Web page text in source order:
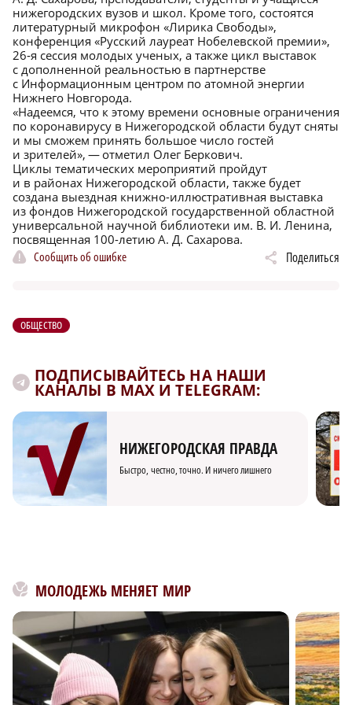
нижегородских вузов и школ. Кроме того, состоятся
литературный микрофон «Лирика Свободы»,
конференция «Русский лауреат Нобелевской премии»,
26‑я сессия молодых ученых, а также цикл выставок
с дополненной реальностью в партнерстве
с Информационным центром по атомной энергии
Нижнего Новгорода.
«Надеемся, что к этому времени основные ограничения
по коронавирусу в Нижегородской области будут сняты
и мы сможем принять большое число гостей
и зрителей», — отметил Олег Беркович.
Циклы тематических мероприятий пройдут
и в районах Нижегородской области, также будет
создана выездная книжно-иллюстративная выставка
из фондов Нижегородской государственной областной
универсальной научной библиотеки им. В. И. Ленина,
посвященная 100-летию А. Д. Сахарова.
Сообщить об ошибке
Поделиться
ОБЩЕСТВО
ПОДПИСЫВАЙТЕСЬ НА НАШИ
КАНАЛЫ В MAX И TELEGRAM:
НИЖЕГОРОДСКАЯ ПРАВДА
Быстро, честно, точно. И ничего лишнего
МОЛОДЕЖЬ МЕНЯЕТ МИР